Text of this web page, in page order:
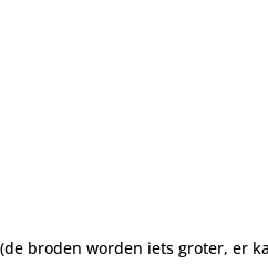
broden worden iets groter, er